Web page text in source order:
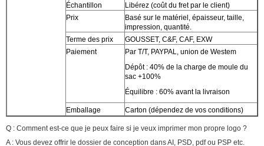
Échantillon
Libérez (coût du fret par le client)
Prix
Basé sur le matériel, épaisseur, taille,
impression, quantité.
Terme des prix
GOUSSET, C&F, CAF, EXW
Paiement
Par T/T, PAYPAL, union de Westem
Dépôt : 40% de la charge de moule du
sac +100%
Équilibre : 60% avant la livraison
Emballage Carton (dépendez de vos conditions)
Q : Comment est-ce que je peux faire si je veux imprimer mon propre logo ?
A : Vous devez offrir le dossier de conception dans AI, PSD, pdf ou PSP etc.